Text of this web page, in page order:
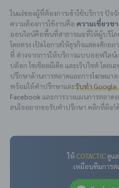
ในแง่ของผู้ที่ต้องการเข้าใช้บริการ ปั
ความต้องการใช้งานคือ ความเชี่ยวช
ออนไลน์คือพื้นที่สาธารณะที่ให้ผู้บริโ
โดยตรง เปิดโอกาสให้ธุรกิจแสดงศักย
ที่ ต่างจากการให้บริการแบบออฟไลน์เ
บล็อก โซเชียลมีเดีย และเว็บไซต์ โดย
ปรึกษาด้านการตลาดและการโฆษณา
พร้อมให้คำปรึกษาและรับทำ Google
Facebook และการวางแผนการตลา
สนใจอยากขอรับคำปรึกษา คลิกที่ลิงก์
ให้ COTACTICดูแ
เหมือนทีมการ